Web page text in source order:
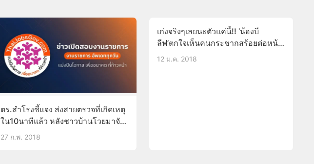
ตร.สำโรงชี้แจง ส่งสายตรวจที่เกิดเหตุ
ใน10นาทีแล้ว หลังชาวบ้านโวยมาจับ
โจรช้า
27 ก.พ. 2018
เก่งจริงๆเลยนะตัวแค่นี้!! ‘น้องบี
ลีฟ’ตกใจเห็นคนกระชากสร้อยต่อหน้า
ก่อนจะตัดสินใจช่วยตำรวจจับโจร!!(มี
12 ม.ค. 2018